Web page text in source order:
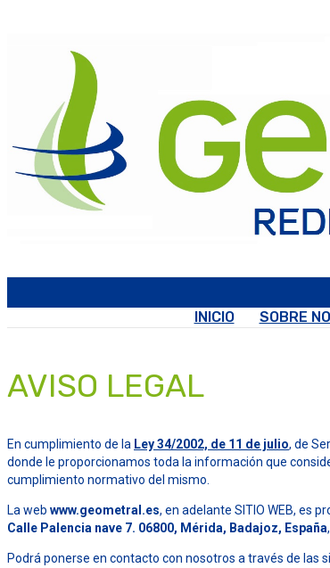
INICIO
SOBRE
AVISO LEGAL
En cumplimiento de la Ley 34/2002, de 11 de julio, de
donde le proporcionamos toda la información que
cumplimiento normativo del mismo.
La web www.geometral.es, en adelante SITIO WEB, es
Calle Palencia nave 7. 06800, Mérida, Badajoz, España
Podrá ponerse en contacto con nosotros a través de las